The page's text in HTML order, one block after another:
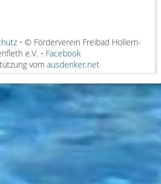
• © Förderverein Freibad Hollern-
e.V. • Facebook
vom ausdenker.net